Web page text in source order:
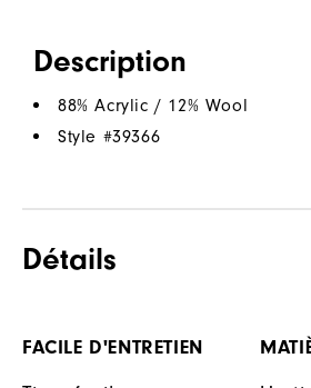
Description
88% Acrylic / 12% Wool
Style #39366
Détails
FACILE D'ENTRETIEN